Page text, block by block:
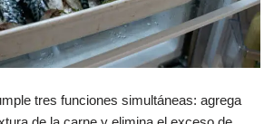
tres funciones simultáneas: agrega